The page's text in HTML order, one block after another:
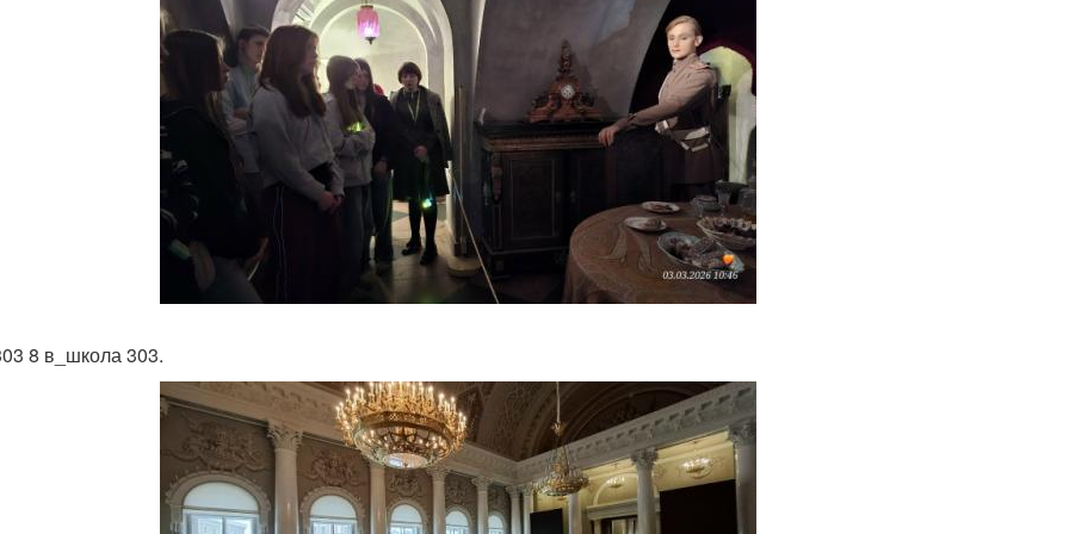
8 в_школа 303.